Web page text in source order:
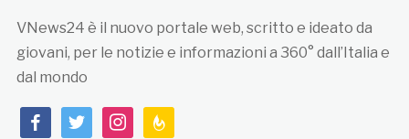
VNews24 è il nuovo portale web, scritto e ideato da
giovani, per le notizie e informazioni a 360° dall’Italia e
dal mondo
facebooktwitterinstagramfeedburner